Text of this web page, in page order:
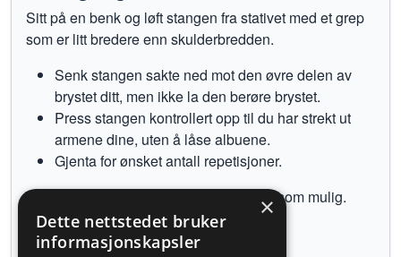
Sitt på en benk og løft stangen fra stativet med et grep
som er litt bredere enn skulderbredden.
Senk stangen sakte ned mot den øvre delen av
brystet ditt, men ikke la den berøre brystet.
Press stangen kontrollert opp til du har strekt ut
armene dine, uten å låse albuene.
Gjenta for ønsket antall repetisjoner.
La stangen passere så nær ansiktet ditt som mulig.
Tilbake til øvelser
×
Dette nettstedet bruker
informasjonskapsler